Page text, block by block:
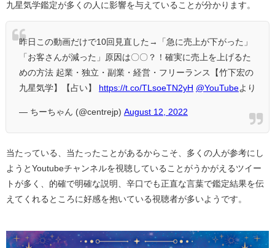
九星気学鑑定が多くの人に影響を与えていることが分かります。
昨日この動画だけで10回見直した→「急に売上が下がった」
「お客さんが減った」原因は〇〇？！確実に売上を上げるた
めの方法 起業・独立・副業・経営・フリーランス【竹下宏の
九星気学】【占い】
https://t.co/TLsoeTN2yH @YouTubeより
— ちーちゃん (@centrejp) August 12, 2022
当たっている、当たったことがあるからこそ、多くの人が参考にし
ようとYoutubeチャンネルを視聴していることがうかがえるツイー
トが多く、的確で明確な説明、辛口でも正直な言葉で鑑定結果を伝
えてくれるところに好感を抱いている視聴者が多いようです。